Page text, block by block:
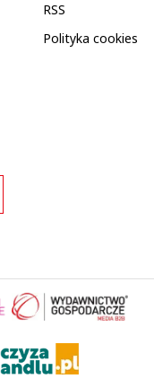
RSS
Polityka cookies